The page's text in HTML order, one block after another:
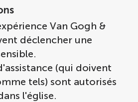
Van Gogh &
déclencher une
(qui doivent
tels) sont autorisés
l'église.